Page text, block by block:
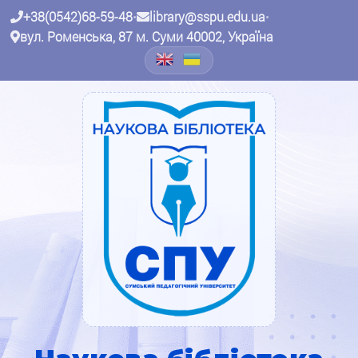
+38(0542)68-59-48• library@sspu.edu.ua•
вул. Роменська, 87 м. Суми 40002, Україна